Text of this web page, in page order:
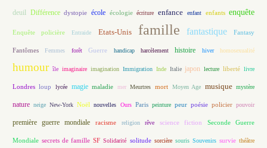
deuil Différence dystopie école écologie écriture enfance enfant enfants enquête
Enquête policière Entraide Etats-Unis famille fantastique Fantasy
Fantômes Femmes forêt Guerre handicap harcèlement histoire hiver homosexualité
humour île imaginaire imagination Immigration Inde Italie japon lecture liberté livre
Londres loup lycée magie maladie mer Meurtres mort Moyen Age musique mystère
nature neige New-York Noël nouvelles Ours Paris peinture peur poésie policier pouvoir
première guerre mondiale racisme religion rêve science fiction Seconde Guerre
Mondiale secrets de famille SF Solidarité solitude sorcière souris Souvenirs survie théâtre